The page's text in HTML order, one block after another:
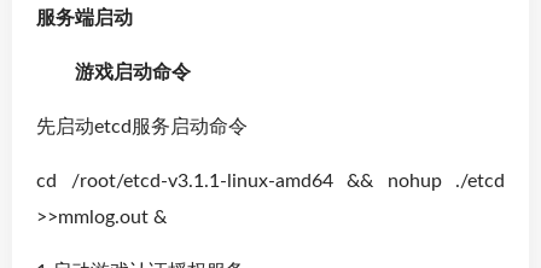
服务端启动
游戏启动命令
先启动etcd服务启动命令
cd /root/etcd-v3.1.1-linux-amd64 && nohup ./etcd
>>mmlog.out &